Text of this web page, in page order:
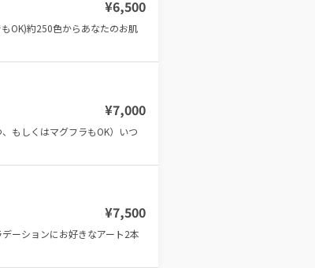
¥6,500
OK)約250色からあなたのお肌
¥7,000
もしくはマグフラもOK）いつ
¥7,500
ーションにお好きなアート2本